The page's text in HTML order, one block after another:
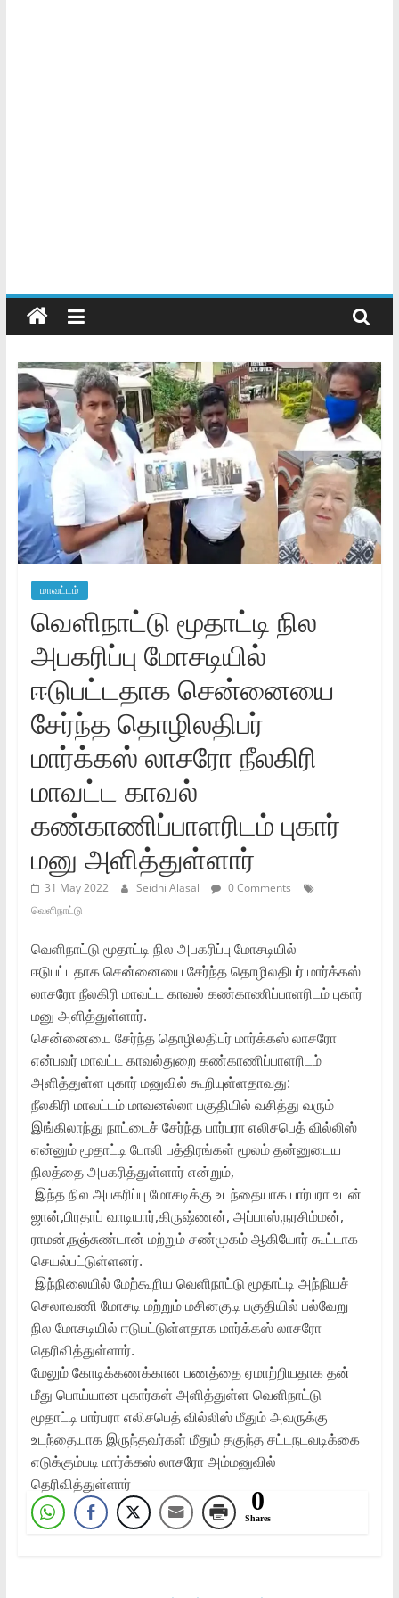
மாவட்டம்
வெளிநாட்டு மூதாட்டி நில
அபகரிப்பு மோசடியில்
ஈடுபட்டதாக சென்னையை
சேர்ந்த தொழிலதிபர்
மார்க்கஸ் லாசரோ நீலகிரி
மாவட்ட காவல்
கண்காணிப்பாளரிடம் புகார்
மனு அளித்துள்ளார்
31 May 2022 Seidhi Alasal
0 Comments
வெளிநாட்டு
வெளிநாட்டு மூதாட்டி நில அபகரிப்பு மோசடியில்
ஈடுபட்டதாக சென்னையை சேர்ந்த தொழிலதிபர் மார்க்கஸ்
லாசரோ நீலகிரி மாவட்ட காவல் கண்காணிப்பாளரிடம் புகார்
மனு அளித்துள்ளார்.
சென்னையை சேர்ந்த தொழிலதிபர் மார்க்கஸ் லாசரோ
என்பவர் மாவட்ட காவல்துறை கண்காணிப்பாளரிடம்
அளித்துள்ள புகார் மனுவில் கூறியுள்ளதாவது:
நீலகிரி மாவட்டம் மாவனல்லா பகுதியில் வசித்து வரும்
இங்கிலாந்து நாட்டைச் சேர்ந்த பார்பரா எலிசபெத் வில்லிஸ்
என்னும் மூதாட்டி போலி பத்திரங்கள் மூலம் தன்னுடைய
நிலத்தை அபகரித்துள்ளார் என்றும்,
இந்த நில அபகரிப்பு மோசடிக்கு உடந்தையாக பார்பரா உடன்
ஜான்,பிரதாப் வாடியார்,கிருஷ்ணன், அப்பாஸ்,நரசிம்மன்,
ராமன்,நஞ்சுண்டான் மற்றும் சண்முகம் ஆகியோர் கூட்டாக
செயல்பட்டுள்ளனர்.
இந்நிலையில் மேற்கூறிய வெளிநாட்டு மூதாட்டி அந்நியச்
செலாவணி மோசடி மற்றும் மசினகுடி பகுதியில் பல்வேறு
நில மோசடியில் ஈடுபட்டுள்ளதாக மார்க்கஸ் லாசரோ
தெரிவித்துள்ளார்.
மேலும் கோடிக்கணக்கான பணத்தை ஏமாற்றியதாக தன்
மீது பொய்யான புகார்கள் அளித்துள்ள வெளிநாட்டு
மூதாட்டி பார்பரா எலிசபெத் வில்லிஸ் மீதும் அவருக்கு
உடந்தையாக இருந்தவர்கள் மீதும் தகுந்த சட்டநடவடிக்கை
எடுக்கும்படி மார்க்கஸ் லாசரோ அம்மனுவில்
தெரிவித்துள்ளார்
0
Shares